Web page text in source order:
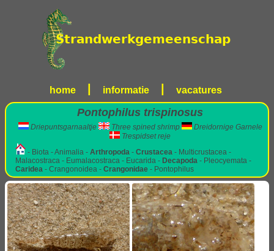
home informatie vacatures
Pontophilus trispinosus
Driepuntsgarnaaltje Three spined shrimp
Dreidornige Garnele
Trespidset reje
- Biota - Animalia - Arthropoda - Crustacea - Multicrustacea -
Malacostraca - Eumalacostraca - Eucarida - Decapoda - Pleocyemata -
Caridea - Crangonoidea - Crangonidae - Pontophilus